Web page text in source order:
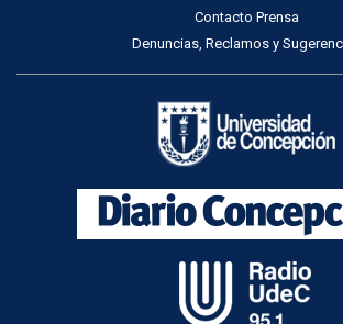
Contacto Prensa
Denuncias, Reclamos y